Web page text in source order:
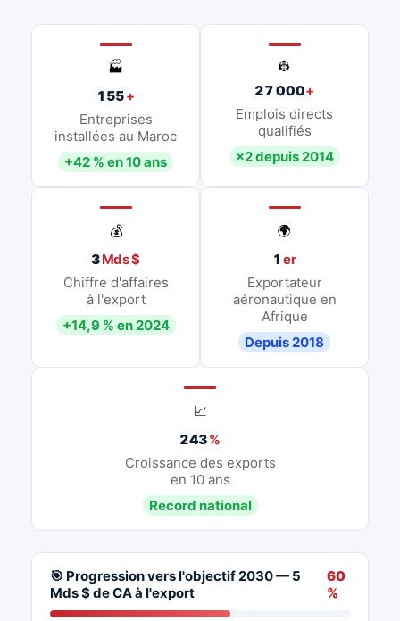
🏭
155+
Entreprises
installées au Maroc
+42 % en 10 ans
👷
27 000+
Emplois directs
qualifiés
×2 depuis 2014
💰
3Mds $
Chiffre d'affaires
à l'export
+14,9 % en 2024
🌍
1 er
Exportateur
aéronautique en
Afrique
Depuis 2018
📈
243%
Croissance des exports
en 10 ans
Record national
🎯 Progression vers l'objectif 2030 — 5
Mds $ de CA à l'export
60
%